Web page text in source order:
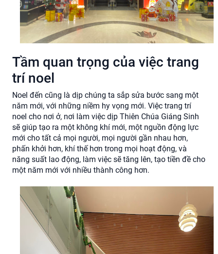
Tầm quan trọng của việc trang
trí noel
Noel đến cũng là dịp chúng ta sắp sửa bước sang một
năm mới, với những niềm hy vọng mới. Việc trang trí
noel cho nơi ở, nơi làm việc dịp Thiên Chúa Giáng Sinh
sẽ giúp tạo ra một không khí mới, một nguồn động lực
mới cho tất cả mọi người, mọi người gần nhau hơn,
phấn khởi hơn, khí thế hơn trong mọi hoạt động, và
năng suất lao động, làm việc sẽ tăng lên, tạo tiền đề cho
một năm mới với nhiều thành công hơn.